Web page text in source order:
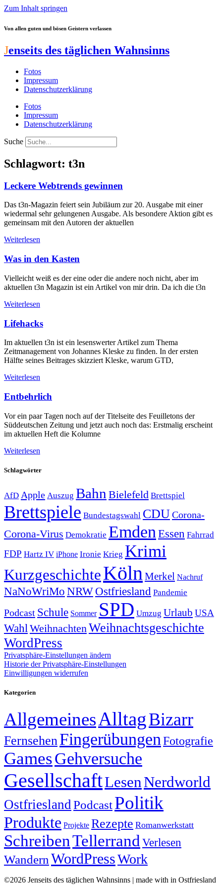
Zum Inhalt springen
Von allen guten und bösen Geistern verlassen
Jenseits des täglichen Wahnsinns
Fotos
Impressum
Datenschutzerklärung
Fotos
Impressum
Datenschutzerklärung
Suche
Schlagwort: t3n
Leckere Webtrends gewinnen
Das t3n-Magazin feiert sein Jubiläum zur 20. Ausgabe mit einer
wiedermal sehr gelungenen Ausgabe. Als besondere Aktion gibt es
gemeinsam mit den Autoren der aktuellen
Weiterlesen
Was in den Kasten
Vielleicht weiß es der eine oder die andere noch nicht, aber im
aktuellen t3n Magazin ist ein Artikel von mir drin. Da ich die t3n
Weiterlesen
Lifehacks
Im aktuellen t3n ist ein lesenswerter Artikel zum Thema
Zeitmanagement von Johannes Kleske zu finden. In der ersten
Hälfte seines Beitrages skizziert Kleske, warum GTD,
Weiterlesen
Entbehrlich
Vor ein paar Tagen noch auf der Titelseite des Feuilletons der
Süddeutschen Zeitung und jetzt auch noch das: Erstmalig erscheint
im aktuellen Heft die Kolumne
Weiterlesen
Schlagwörter
AfD Apple Auszug Bahn Bielefeld Brettspiel
Brettspiele Bundestagswahl CDUCorona-
Corona-Virus Demokratie Emden Essen Fahrrad
FDP Hartz IV iPhone Ironie Krieg Krimi
KurzgeschichteKölnMerkel Nachruf
NaNoWriMo NRWOstfriesland Pandemie
Podcast Schule Sommer SPD Umzug Urlaub USA
Wahl WeihnachtenWeihnachtsgeschichte
WordPress
Privatsphäre-Einstellungen ändern
Historie der Privatsphäre-Einstellungen
Einwilligungen widerrufen
Kategorien
AllgemeinesAlltagBizarr
FernsehenFingerübungen Fotografie
GamesGehversuche
GesellschaftLesenNerdworld
OstfrieslandPodcastPolitik
Produkte Projekte Rezepte Romanwerkstatt
SchreibenTellerrandVerlesen
Wandern WordPressWork
©2026 Jenseits des täglichen Wahnsinns | made with in Ostfriesland